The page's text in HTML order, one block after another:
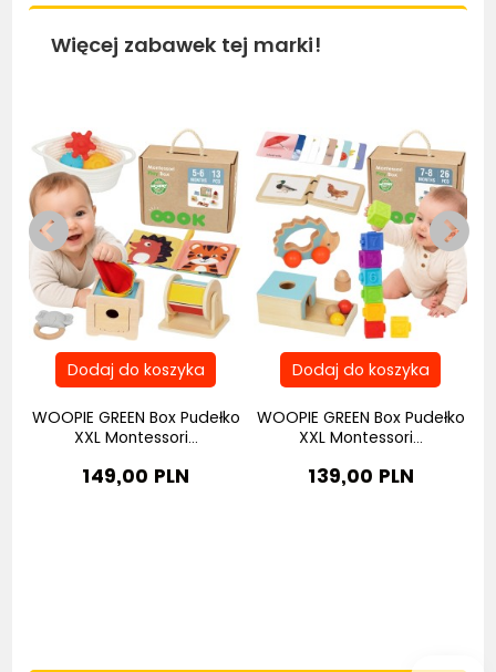
Więcej zabawek tej marki!
WOOPIE GREEN Box Pudełko
XXL Montessori...
149,00 PLN
WOOPIE GREEN Box Pudełko
XXL Montessori...
139,00 PLN